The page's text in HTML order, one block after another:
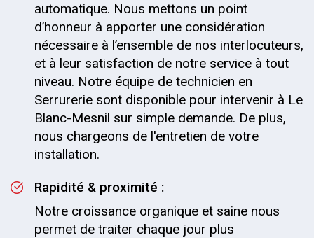
automatique. Nous mettons un point
d’honneur à apporter une considération
nécessaire à l’ensemble de nos interlocuteurs,
et à leur satisfaction de notre service à tout
niveau. Notre équipe de technicien en
Serrurerie sont disponible pour intervenir à Le
Blanc-Mesnil sur simple demande. De plus,
nous chargeons de l'entretien de votre
installation.
Rapidité & proximité :
Notre croissance organique et saine nous
permet de traiter chaque jour plus